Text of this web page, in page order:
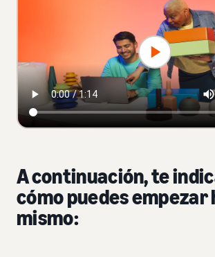
A continuación, te
cómo puedes empezar
mismo: